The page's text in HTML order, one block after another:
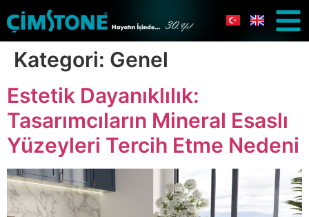
Kategori: Genel
Estetik Dayanıklılık:
Tasarımcıların Mineral Esaslı
Yüzeyleri Tercih Etme Nedeni